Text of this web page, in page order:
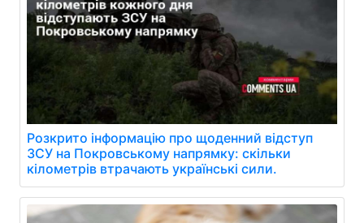
Розкрито інформацію про щоденний відступ
ЗСУ на Покровському напрямку: скільки
кілометрів втрачають українські сили.